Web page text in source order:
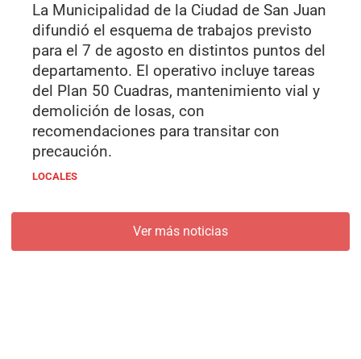
La Municipalidad de la Ciudad de San Juan
difundió el esquema de trabajos previsto
para el 7 de agosto en distintos puntos del
departamento. El operativo incluye tareas
del Plan 50 Cuadras, mantenimiento vial y
demolición de losas, con
recomendaciones para transitar con
precaución.
LOCALES
Ver más noticias